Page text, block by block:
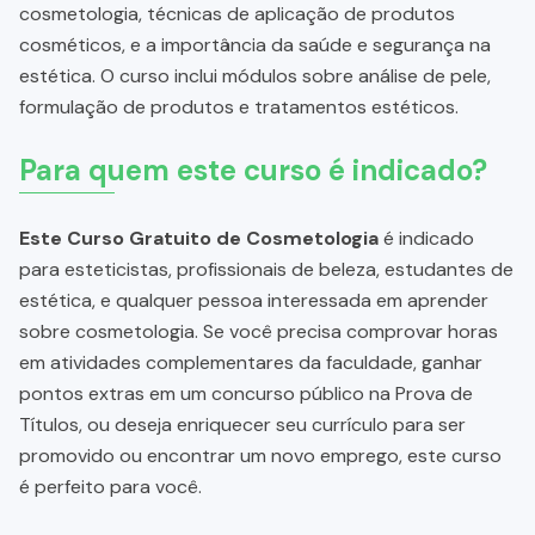
cosmetologia, técnicas de aplicação de produtos
cosméticos, e a importância da saúde e segurança na
estética. O curso inclui módulos sobre análise de pele,
formulação de produtos e tratamentos estéticos.
Para quem este curso é indicado?
Este Curso Gratuito de Cosmetologiaé indicado
para esteticistas, profissionais de beleza, estudantes de
estética, e qualquer pessoa interessada em aprender
sobre cosmetologia. Se você precisa comprovar horas
em atividades complementares da faculdade, ganhar
pontos extras em um concurso público na Prova de
Títulos, ou deseja enriquecer seu currículo para ser
promovido ou encontrar um novo emprego, este curso
é perfeito para você.